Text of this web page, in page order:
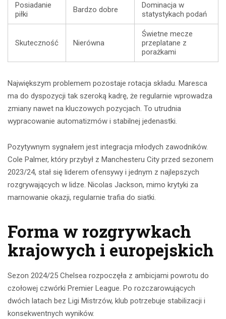
Posiadanie
piłki
Bardzo dobre
Dominacja w
statystykach podań
Skuteczność Nierówna
Świetne mecze
przeplatane z
porażkami
Największym problemem pozostaje rotacja składu. Maresca
ma do dyspozycji tak szeroką kadrę, że regularnie wprowadza
zmiany nawet na kluczowych pozycjach. To utrudnia
wypracowanie automatizmów i stabilnej jedenastki.
Pozytywnym sygnałem jest integracja młodych zawodników.
Cole Palmer, który przybył z Manchesteru City przed sezonem
2023/24, stał się liderem ofensywy i jednym z najlepszych
rozgrywających w lidze. Nicolas Jackson, mimo krytyki za
marnowanie okazji, regularnie trafia do siatki.
Forma w rozgrywkach
krajowych i europejskich
Sezon 2024/25 Chelsea rozpoczęła z ambicjami powrotu do
czołowej czwórki Premier League. Po rozczarowujących
dwóch latach bez Ligi Mistrzów, klub potrzebuje stabilizacji i
konsekwentnych wyników.